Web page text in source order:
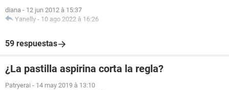
diana - 12 jun 2012 à 15:37
Yanelly - 10 ago 2022 à 16:26
59 respuestas
¿La pastilla aspirina corta la regla?
Patryerai - 14 may 2019 à 13:10